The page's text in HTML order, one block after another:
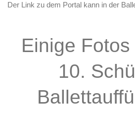
Der Link zu dem Portal kann in der
Einige
10.